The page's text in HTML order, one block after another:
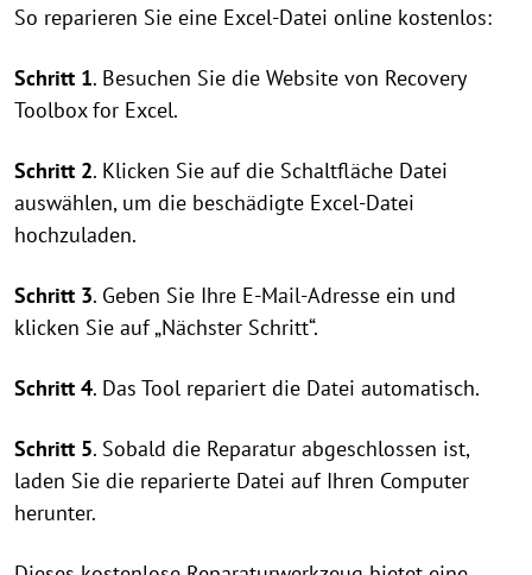
So reparieren Sie eine Excel-Datei online kostenlos:
Schritt 1. Besuchen Sie die Website von Recovery
Toolbox for Excel.
Schritt 2. Klicken Sie auf die Schaltfläche Datei
auswählen, um die beschädigte Excel-Datei
hochzuladen.
Schritt 3. Geben Sie Ihre E-Mail-Adresse ein und
klicken Sie auf „Nächster Schritt“.
Schritt 4. Das Tool repariert die Datei automatisch.
Schritt 5. Sobald die Reparatur abgeschlossen ist,
laden Sie die reparierte Datei auf Ihren Computer
herunter.